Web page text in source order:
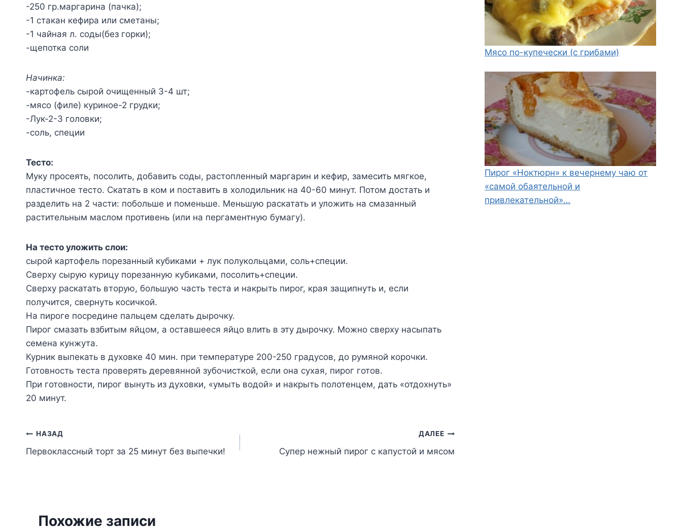
-250 гр.маргарина (пачка);
-1 стакан кефира или сметаны;
-1 чайная л. соды(без горки);
-щепотка соли
Начинка:
-картофель сырой очищенный 3-4 шт;
-мясо (филе) куриное-2 грудки;
-Лук-2-3 головки;
-соль, специи
Тесто:
Муку просеять, посолить, добавить соды, растопленный маргарин и кефир, замесить мягкое,
пластичное тесто. Скатать в ком и поставить в холодильник на 40-60 минут. Потом достать и
разделить на 2 части: побольше и поменьше. Меньшую раскатать и уложить на смазанный
растительным маслом противень (или на пергаментную бумагу).
На тесто уложить слои:
сырой картофель порезанный кубиками + лук полукольцами, соль+специи.
Сверху сырую курицу порезанную кубиками, посолить+специи.
Сверху раскатать вторую, большую часть теста и накрыть пирог, края защипнуть и, если
получится, свернуть косичкой.
На пироге посредине пальцем сделать дырочку.
Пирог смазать взбитым яйцом, а оставшееся яйцо влить в эту дырочку. Можно сверху насыпать
семена кунжута.
Курник выпекать в духовке 40 мин. при температуре 200-250 градусов, до румяной корочки.
Готовность теста проверять деревянной зубочисткой, если она сухая, пирог готов.
При готовности, пирог вынуть из духовки, «умыть водой» и накрыть полотенцем, дать «отдохнуть»
20 минут.
Навигация
по
НАЗАД
Первоклассный торт за 25 минут без выпечки!
ДАЛЕЕ
Супер нежный пирог с капустой и мясом
Похожие записи
Мясо по-купечески (с грибами)
Пирог «Ноктюрн» к вечернему чаю от
«самой обаятельной и
привлекательной»…